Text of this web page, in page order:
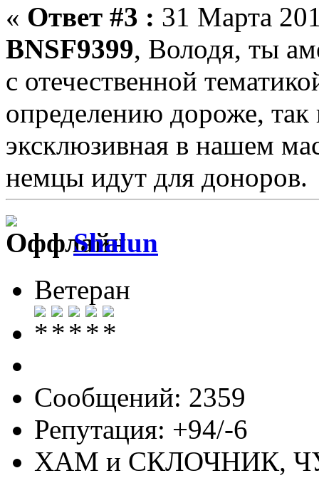
« Ответ #3 : 31 Марта
BNSF9399, Володя, ты
с отечественной
определению дороже, так
эксклюзивная в нашем
немцы идут для доноров.
Shalun
Ветеран
Сообщений: 2359
Репутация: +94/-6
ХАМ и СКЛОЧНИК,